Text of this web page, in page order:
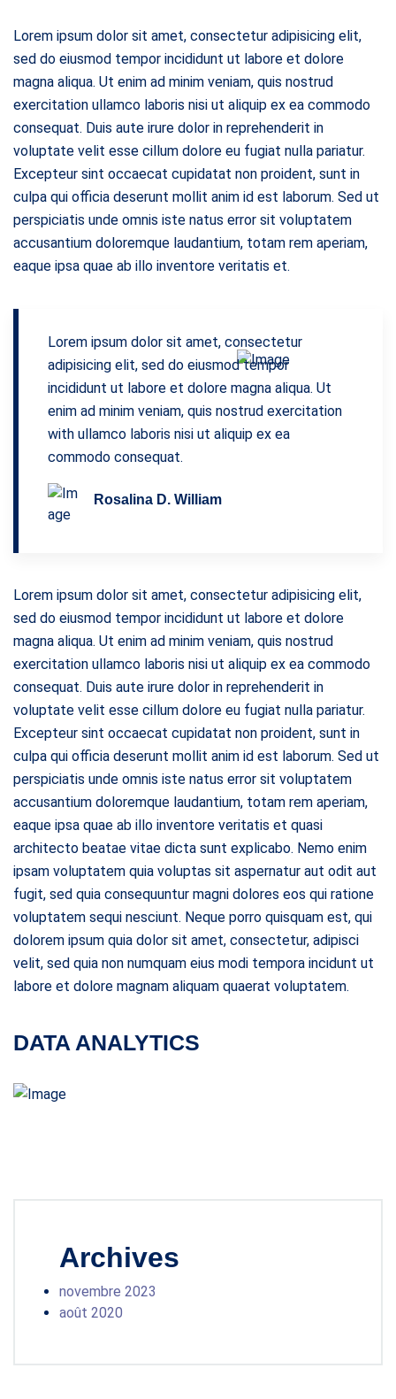
Archives
novembre 2023
août 2020
Lorem ipsum dolor sit amet, consectetur adipisicing elit,
sed do eiusmod tempor incididunt ut labore et dolore
magna aliqua. Ut enim ad minim veniam, quis nostrud
exercitation ullamco laboris nisi ut aliquip ex ea commodo
consequat. Duis aute irure dolor in reprehenderit in
voluptate velit esse cillum dolore eu fugiat nulla pariatur.
Excepteur sint occaecat cupidatat non proident, sunt in
culpa qui officia deserunt mollit anim id est laborum. Sed ut
perspiciatis unde omnis iste natus error sit voluptatem
accusantium doloremque laudantium, totam rem aperiam,
eaque ipsa quae ab illo inventore veritatis et.
Lorem ipsum dolor sit amet, consectetur
adipisicing elit, sed do eiusmod tempor
incididunt ut labore et dolore magna aliqua. Ut
enim ad minim veniam, quis nostrud exercitation
with ullamco laboris nisi ut aliquip ex ea
commodo consequat.
Rosalina D. William
Lorem ipsum dolor sit amet, consectetur adipisicing elit,
sed do eiusmod tempor incididunt ut labore et dolore
magna aliqua. Ut enim ad minim veniam, quis nostrud
exercitation ullamco laboris nisi ut aliquip ex ea commodo
consequat. Duis aute irure dolor in reprehenderit in
voluptate velit esse cillum dolore eu fugiat nulla pariatur.
Excepteur sint occaecat cupidatat non proident, sunt in
culpa qui officia deserunt mollit anim id est laborum. Sed ut
perspiciatis unde omnis iste natus error sit voluptatem
accusantium doloremque laudantium, totam rem aperiam,
eaque ipsa quae ab illo inventore veritatis et quasi
architecto beatae vitae dicta sunt explicabo. Nemo enim
ipsam voluptatem quia voluptas sit aspernatur aut odit aut
fugit, sed quia consequuntur magni dolores eos qui ratione
voluptatem sequi nesciunt. Neque porro quisquam est, qui
dolorem ipsum quia dolor sit amet, consectetur, adipisci
velit, sed quia non numquam eius modi tempora incidunt ut
labore et dolore magnam aliquam quaerat voluptatem.
DATA ANALYTICS